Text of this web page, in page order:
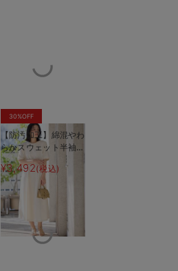
30%OFF
【防汚加工】綿混やわ
らかスウェット半袖フ
レアワンピース マタ
ニティ・産後【出産後
も長く使える】
¥3,492(税込)